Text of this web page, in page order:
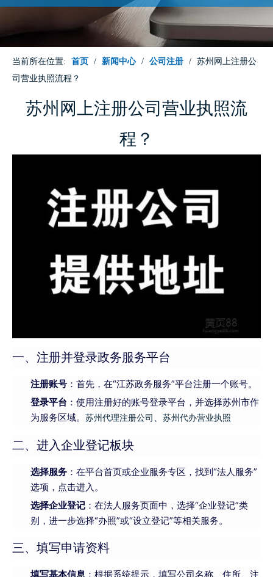
当前所在位置: 首页 / 新闻中心 / 公司注册 / 苏州网上注册公
司营业执照流程？
苏州网上注册公司营业执照流
程？
一、注册并登录政务服务平台
注册账号 ：首先，在“江苏政务服务”平台注册一个账号。
登录平台 ：使用注册好的账号登录平台，并选择苏州市作
为服务区域。
苏州代理注册公司 、 苏州代办营业执照
二、进入企业登记板块
选择服务 ：在平台首页或企业服务专区，找到“法人服务”
选项，点击进入。
选择企业登记 ：在法人服务页面中，选择“企业登记”类
别，进一步选择“办照”或“设立登记”等相关服务。
三、填写申请资料
填写基本信息 ：根据系统提示，填写公司名称、住所、注